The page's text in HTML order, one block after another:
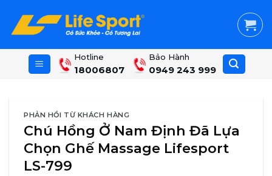
content
Hotline
18006807
Bảo Hành
0949 243 999
PHẢN HỒI TỪ KHÁCH HÀNG
Chú Hồng Ở Nam Định Đã Lựa
Chọn Ghế Massage Lifesport
LS-799